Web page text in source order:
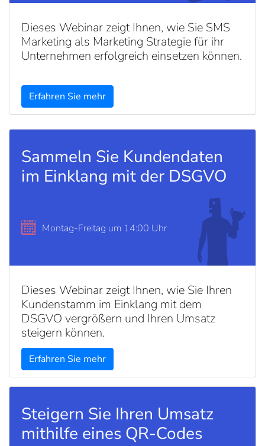
Dieses Webinar zeigt Ihnen, wie Sie SMS
Marketing als Marketing Strategie für ihr
Unternehmen erfolgreich einsetzen können.
Erfahren Sie mehr
Sammeln Sie Kundendaten
im Einklang mit der DSGVO
Montag-Freitag um 14:00 Uhr
Dieses Webinar zeigt Ihnen, wie Sie Ihren
Kundenstamm im Einklang mit dem
DSGVO vergrößern und Ihren Umsatz
steigern können.
Erfahren Sie mehr
Steigern Sie Ihren Umsatz
mithilfe eines QR-Codes